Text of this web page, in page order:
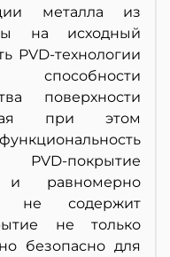
металла из
на исходный
PVD-технологии
поверхности
при этом
PVD-покрытие
и равномерно
не содержит
не только
безопасно для